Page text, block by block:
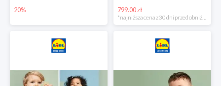
20% 799.00 zł